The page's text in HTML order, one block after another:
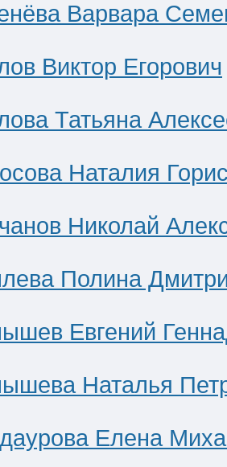
Варвара
Виктор Егорович
Татьяна
Наталия
Николай
Полина
Евгений
Наталья
Елена